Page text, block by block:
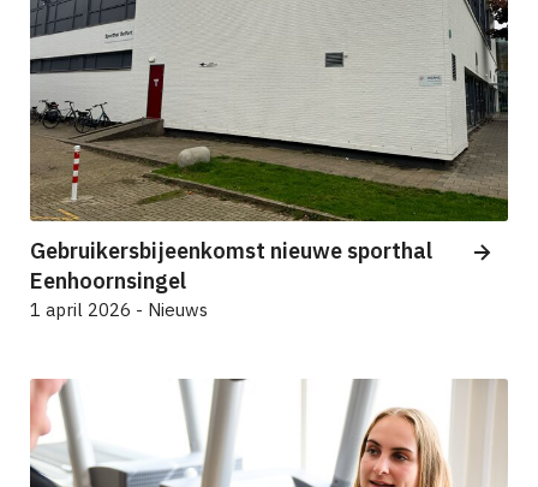
Gebruikersbijeenkomst nieuwe sporthal
Eenhoornsingel
1 april 2026 - Nieuws